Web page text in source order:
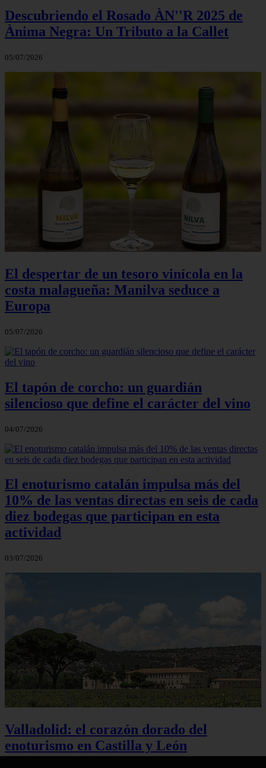
Descubriendo el Rosado ÀN''R 2025 de
Ànima Negra: Un Tributo a la Callet
05/07/2026
El despertar de un tesoro vinícola en la
costa malagueña: Manilva seduce a
Europa
05/07/2026
El tapón de corcho: un guardián
silencioso que define el carácter del vino
04/07/2026
El enoturismo catalán impulsa más del
10% de las ventas directas en seis de cada
diez bodegas que participan en esta
actividad
03/07/2026
Valladolid: el corazón dorado del
enoturismo en Castilla y León